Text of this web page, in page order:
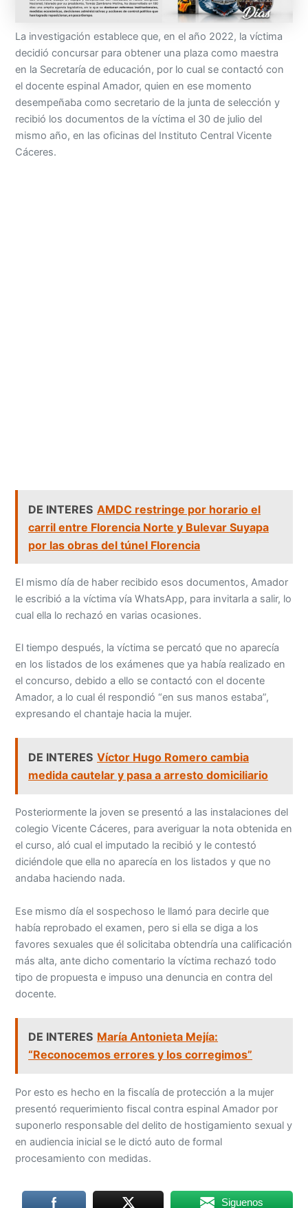
La investigación establece que, en el año 2022, la víctima
decidió concursar para obtener una plaza como maestra
en la Secretaría de educación, por lo cual se contactó con
el docente espinal Amador, quien en ese momento
desempeñaba como secretario de la junta de selección y
recibió los documentos de la víctima el 30 de julio del
mismo año, en las oficinas del Instituto Central Vicente
Cáceres.
DE INTERES AMDC restringe por horario el
carril entre Florencia Norte y Bulevar Suyapa
por las obras del túnel Florencia
El mismo día de haber recibido esos documentos, Amador
le escribió a la víctima vía WhatsApp, para invitarla a salir, lo
cual ella lo rechazó en varias ocasiones.
El tiempo después, la víctima se percató que no aparecía
en los listados de los exámenes que ya había realizado en
el concurso, debido a ello se contactó con el docente
Amador, a lo cual él respondió “en sus manos estaba”,
expresando el chantaje hacia la mujer.
DE INTERES Víctor Hugo Romero cambia
medida cautelar y pasa a arresto domiciliario
Posteriormente la joven se presentó a las instalaciones del
colegio Vicente Cáceres, para averiguar la nota obtenida en
el curso, aló cual el imputado la recibió y le contestó
diciéndole que ella no aparecía en los listados y que no
andaba haciendo nada.
Ese mismo día el sospechoso le llamó para decirle que
había reprobado el examen, pero si ella se diga a los
favores sexuales que él solicitaba obtendría una calificación
más alta, ante dicho comentario la víctima rechazó todo
tipo de propuesta e impuso una denuncia en contra del
docente.
DE INTERES María Antonieta Mejía:
“Reconocemos errores y los corregimos”
Por esto es hecho en la fiscalía de protección a la mujer
presentó requerimiento fiscal contra espinal Amador por
suponerlo responsable del delito de hostigamiento sexual y
en audiencia inicial se le dictó auto de formal
procesamiento con medidas.
Siguenos